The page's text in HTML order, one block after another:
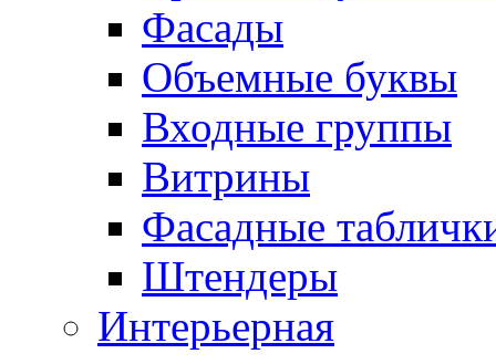
Фасады
Объемные буквы
Входные группы
Витрины
Фасадные
Штендеры
Интерьерная